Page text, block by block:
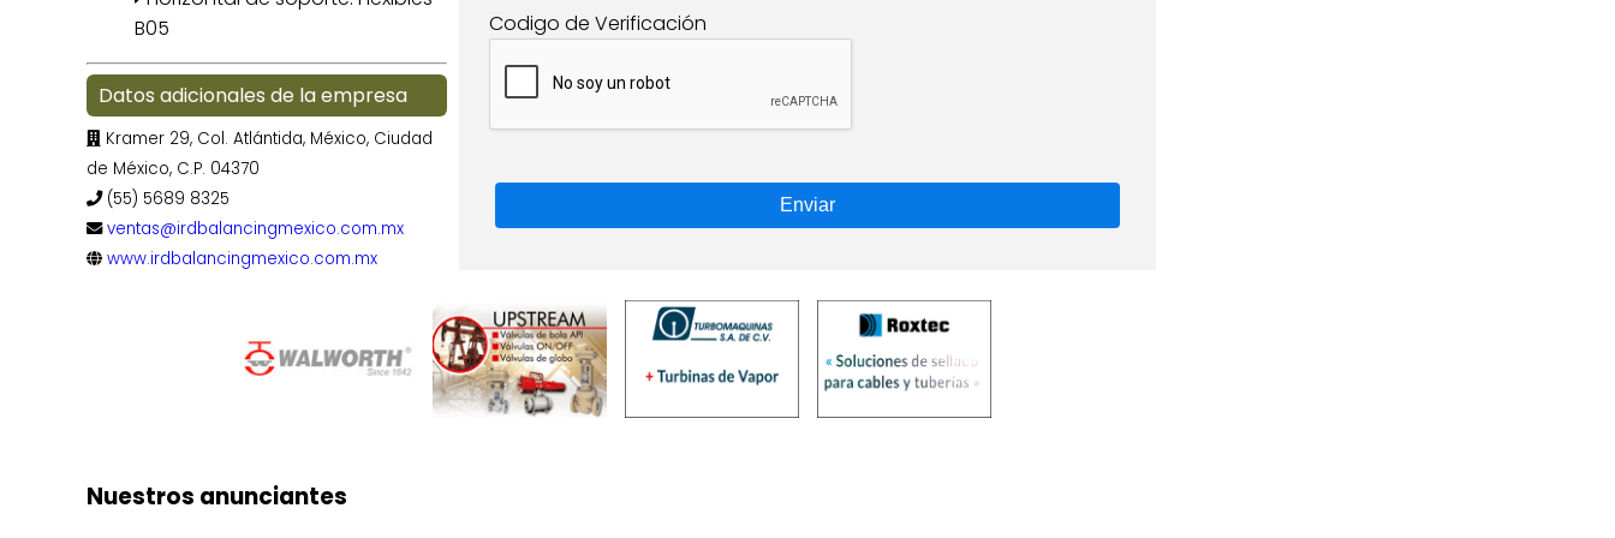
B05
Datos adicionales de la empresa
Kramer 29, Col. Atlántida, México, Ciudad
de México, C.P. 04370
(55) 5689 8325
ventas@irdbalancingmexico.com.mx
www.irdbalancingmexico.com.mx
Codigo de Verificación
Enviar
Nuestros anunciantes